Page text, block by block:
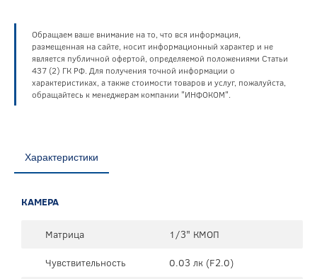
Обращаем ваше внимание на то, что вся информация,
размещенная на сайте, носит информационный характер и не
является публичной офертой, определяемой положениями Статьи
437 (2) ГК РФ. Для получения точной информации о
характеристиках, а также стоимости товаров и услуг, пожалуйста,
обращайтесь к менеджерам компании "ИНФОКОМ".
Характеристики
КАМЕРА
Матрица
1/3" КМОП
Чувствительность
0.03 лк (F2.0)